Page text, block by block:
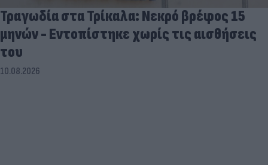
Τραγωδία στα Τρίκαλα: Νεκρό βρέφος 15
μηνών - Εντοπίστηκε χωρίς τις αισθήσεις
του
10.08.2026